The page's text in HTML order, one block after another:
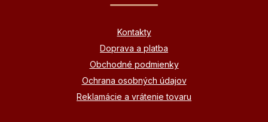
Kontakty
Doprava a platba
Obchodné podmienky
Ochrana osobných údajov
Reklamácie a vrátenie tovaru